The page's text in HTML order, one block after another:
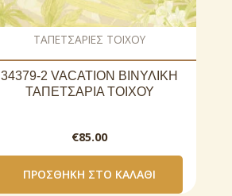
ΤΑΠΕΤΣΑΡΙΕΣ ΤΟΙΧΟΥ
34379-2 VACATION ΒΙΝΥΛΙΚΗ
ΤΑΠΕΤΣΑΡΙΑ ΤΟΙΧΟΥ
€85.00
ΠΡΟΣΘΉΚΗ ΣΤΟ ΚΑΛΆΘΙ